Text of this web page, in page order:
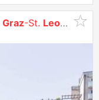
Graz-St. Leonhard